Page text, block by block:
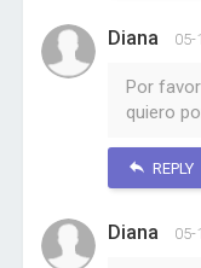
Diana 05-
Por
quiero
REPLY
Diana 05-